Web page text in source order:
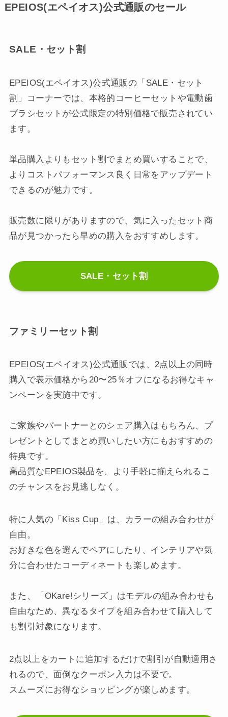
EPEIOS(エペイオス)公式通販のセール
SALE・セット割
EPEIOS(エペイオス)公式通販の「SALE・セット
割」コーナーでは、本格的コーヒーセットや電動歯
ブラシセットが公式限定の特別価格で販売されてい
ます。
単品購入よりもセット割でまとめ買いすることで、
よりコストパフォーマンス良く日常をアップデート
できるのが魅力です。
販売数に限りがありますので、気に入ったセット商
品が見つかったら早めの購入をおすすめします。
SALE・セット割
ファミリーセット割
EPEIOS(エペイオス)公式通販では、2点以上の同時
購入で表示価格から20〜25％オフになるお得なキャ
ンペーンを実施中です。
ご家族やパートナーとのシェア購入はもちろん、プ
レゼントとしてまとめ買いしたい方にもおすすめの
特典です。
高品質なEPEIOS製品を、より手軽に揃えられるこ
のチャンスをお見逃しなく。
特に人気の「Kiss Cup」は、カラーの組み合わせが
自由。
お好きな色を選んでペアにしたり、インテリアや気
分に合わせたコーディネートも楽しめます。
また、「OKare!シリーズ」はモデルの組み合わせも
自由なため、異なるタイプを組み合わせて購入して
も割引対象になります。
2点以上をカートに追加するだけで割引が自動適用さ
れるので、面倒なクーポン入力は不要で。
スムーズにお得なショッピングが楽しめます。